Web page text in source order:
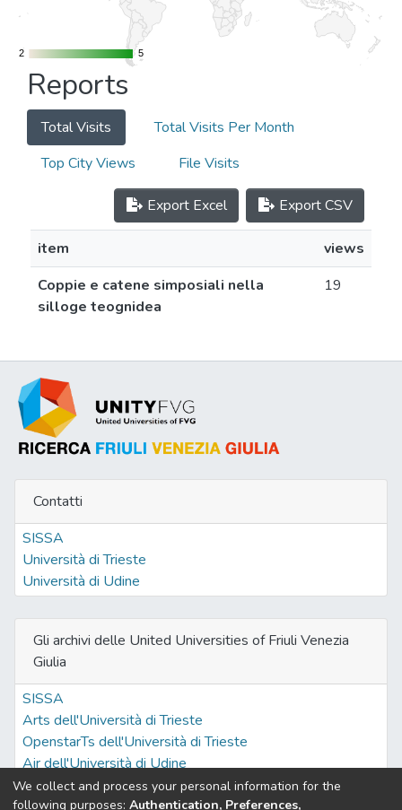
2
2 5
5
Reports
Total Visits
Total Visits Per Month
Top City Views
File Visits
Export Excel Export CSV
item
views
Coppie e catene simposiali nella
silloge teognidea
19
Contatti
SISSA
Università di Trieste
Università di Udine
Gli archivi delle United Universities of Friuli Venezia
Giulia
SISSA
Arts dell'Università di Trieste
OpenstarTs dell'Università di Trieste
Air dell'Università di Udine
We collect and process your personal information for the
following purposes: Authentication, Preferences,